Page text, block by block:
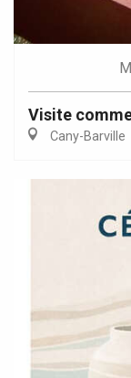
Visite
Cany-Barville